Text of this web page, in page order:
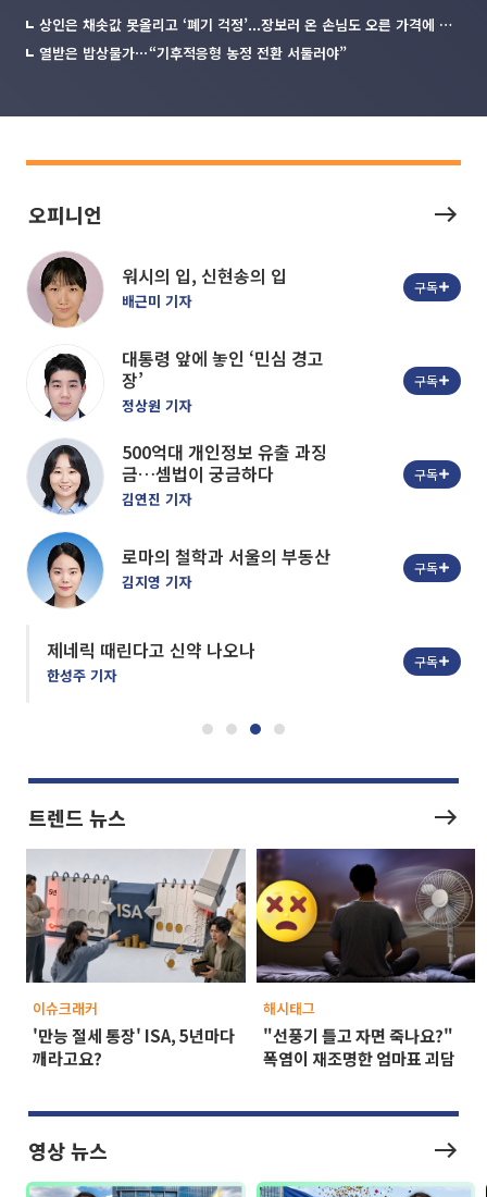
상인은 채솟값 못올리고 ‘폐기 걱정’...장보러 온 손님도 오른 가격에 한숨
열받은 밥상물가⋯“기후적응형 농정 전환 서둘러야”
오피니언
워시의 입, 신현송의 입
배근미 기자
구독
대통령 앞에 놓인 ‘민심 경고
장’
정상원 기자
구독
500억대 개인정보 유출 과징
금…셈법이 궁금하다
김연진 기자
구독
로마의 철학과 서울의 부동산
김지영 기자
구독
제네릭 때린다고 신약 나오나 구독
트렌드 뉴스
이슈크래커
'만능 절세 통장' ISA, 5년마다
깨라고요?
해시태그
"선풍기 틀고 자면 죽나요?"
폭염이 재조명한 엄마표 괴담
영상 뉴스